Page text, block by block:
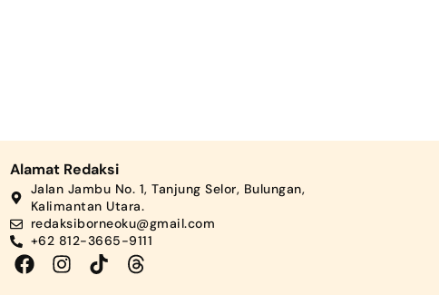
Alamat Redaksi
Jalan Jambu No. 1, Tanjung Selor, Bulungan,
Kalimantan Utara.
redaksiborneoku@gmail.com
+62 812-3665-9111